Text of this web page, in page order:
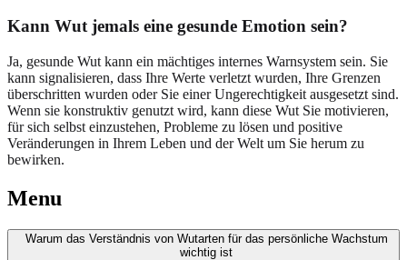
Kann Wut jemals eine gesunde Emotion sein?
Ja, gesunde Wut kann ein mächtiges internes Warnsystem sein. Sie
kann signalisieren, dass Ihre Werte verletzt wurden, Ihre Grenzen
überschritten wurden oder Sie einer Ungerechtigkeit ausgesetzt sind.
Wenn sie konstruktiv genutzt wird, kann diese Wut Sie motivieren,
für sich selbst einzustehen, Probleme zu lösen und positive
Veränderungen in Ihrem Leben und der Welt um Sie herum zu
bewirken.
Menu
Warum das Verständnis von Wutarten für das persönliche Wachstum
wichtig ist